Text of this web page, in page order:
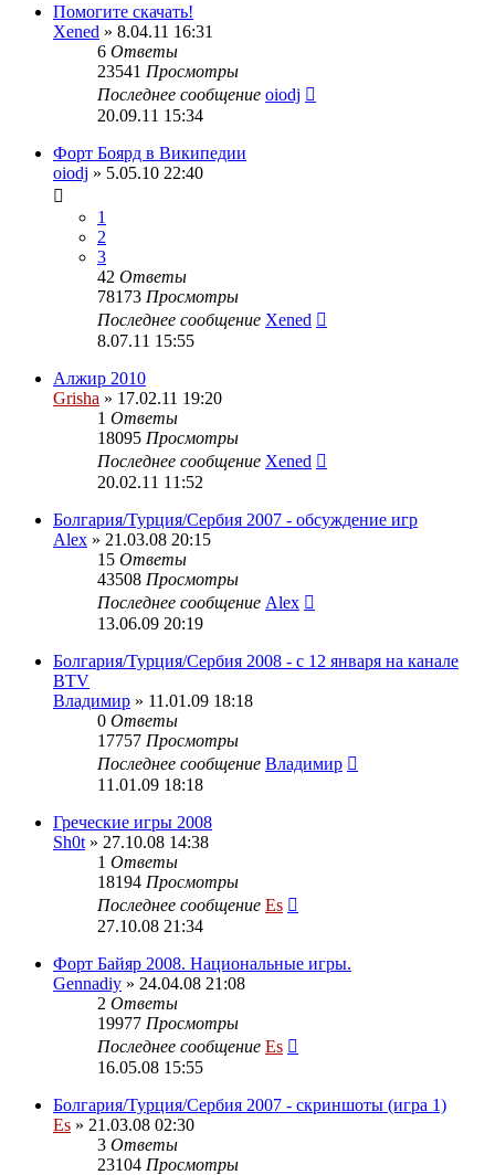
Помогите скачать!
Xened » 8.04.11 16:31
6 Ответы
23541 Просмотры
Последнее сообщение oiodj
20.09.11 15:34
Форт Боярд в Википедии
oiodj » 5.05.10 22:40
1
2
3
42 Ответы
78173 Просмотры
Последнее сообщение Xened
8.07.11 15:55
Алжир 2010
Grisha » 17.02.11 19:20
1 Ответы
18095 Просмотры
Последнее сообщение Xened
20.02.11 11:52
Болгария/Турция/Сербия 2007 - обсуждение игр
Alex » 21.03.08 20:15
15 Ответы
43508 Просмотры
Последнее сообщение Alex
13.06.09 20:19
Болгария/Турция/Сербия 2008 - c 12 января на канале
BTV
Владимир » 11.01.09 18:18
0 Ответы
17757 Просмотры
Последнее сообщение Владимир
11.01.09 18:18
Греческие игры 2008
Sh0t » 27.10.08 14:38
1 Ответы
18194 Просмотры
Последнее сообщение Es
27.10.08 21:34
Форт Байяр 2008. Национальные игры.
Gennadiy » 24.04.08 21:08
2 Ответы
19977 Просмотры
Последнее сообщение Es
16.05.08 15:55
Болгария/Турция/Сербия 2007 - скриншоты (игра 1)
Es » 21.03.08 02:30
3 Ответы
23104 Просмотры